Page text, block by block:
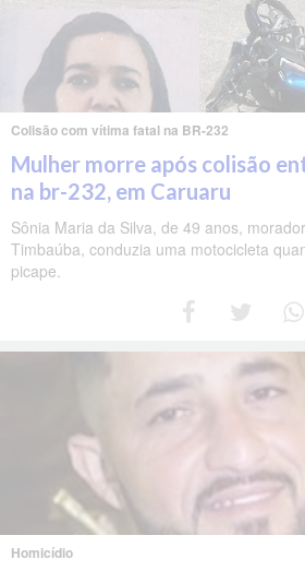
Colisão com vítima fatal na BR-232
Mulher morre após colisão
na br-232, em Caruaru
Sônia Maria da Silva, de 49 anos,
Timbaúba, conduzia uma motocicleta
picape.
Homicídio